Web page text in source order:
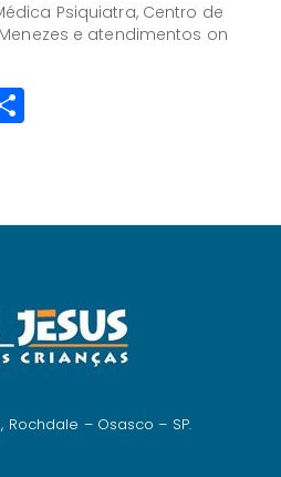
Psiquiatra, Centro de
e atendimentos on
Rochdale – Osasco – SP.